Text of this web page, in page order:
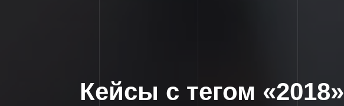
Кейсы с тегом «2018»